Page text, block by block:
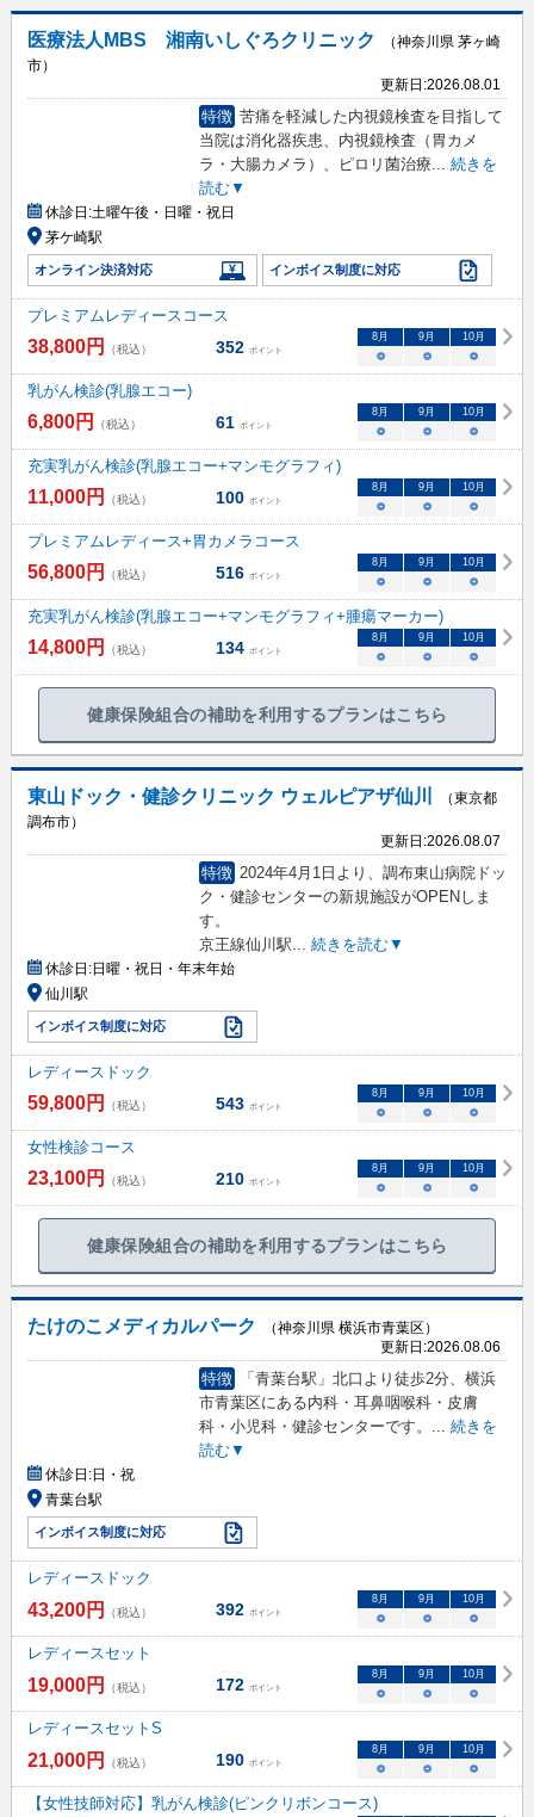
医療法人MBS 湘南いしぐろクリニック
（神奈川県 茅ヶ崎
市）
更新日:2026.08.01
特徴 苦痛を軽減した内視鏡検査を目指して
当院は消化器疾患、内視鏡検査（胃カメ
ラ・大腸カメラ）、ピロリ菌治療
続きを
読む▼
休診日:土曜午後・日曜・祝日
茅ケ崎駅
オンライン決済対応 インボイス制度に対応
プレミアムレディースコース
38,800円 （税込） 352 ポイント
8 月 9 月 10月
○ ○ ○
乳がん検診(乳腺エコー)
6,800円 （税込） 61 ポイント
8 月 9 月 10月
○ ○ ○
充実乳がん検診(乳腺エコー+マンモグラフィ)
11,000円 （税込） 100 ポイント
8 月 9 月 10月
○ ○ ○
プレミアムレディース+胃カメラコース
56,800円 （税込） 516 ポイント
8 月 9 月 10月
○ ○ ○
充実乳がん検診(乳腺エコー+マンモグラフィ+腫瘍マーカー)
14,800円 （税込） 134 ポイント
8 月 9 月 10月
○ ○ ○
健康保険組合の補助を利用するプランはこちら
東山ドック・健診クリニック ウェルピアザ仙川
（東京都
調布市）
更新日:2026.08.07
特徴 2024年4月1日より、調布東山病院ドッ
ク・健診センターの新規施設がOPENしま
す。
京王線仙川駅
続きを読む▼
休診日:日曜・祝日・年末年始
仙川駅
インボイス制度に対応
レディースドック
59,800円 （税込） 543 ポイント
8 月 9 月 10月
○ ○ ○
女性検診コース
23,100円 （税込） 210 ポイント
8 月 9 月 10月
○ ○ ○
健康保険組合の補助を利用するプランはこちら
たけのこメディカルパーク
（神奈川県 横浜市青葉区）
更新日:2026.08.06
特徴
「青葉台駅」北口より徒歩2分、横浜
市青葉区にある内科・耳鼻咽喉科・皮膚
科・小児科・健診センターです。 ... 続きを
読む▼
休診日:日・祝
青葉台駅
インボイス制度に対応
レディースドック
43,200円 （税込） 392 ポイント
8月 9月 10月
○ ○ ○
レディースセット
19,000円 （税込） 172 ポイント
8月 9月 10月
○ ○ ○
レディースセットS
21,000円 （税込） 190 ポイント
8月 9月 10月
○ ○ ○
【女性技師対応】乳がん検診(ピンクリボンコース)